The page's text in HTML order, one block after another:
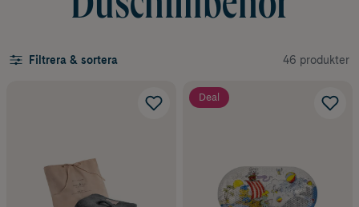
Filtrera & sortera 46 produkter
Deal